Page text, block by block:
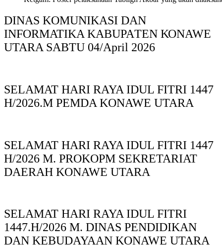
DINAS KOMUNIKASI DAN
INFORMATIKA KABUPAΤΕΝ ΚΟNAWE
UTARA SABTU 04/April 2026
SELAMAT HARI RAYA IDUL FITRI 1447
H/2026.M PEMDA KONAWE UTARA
SELAMAT HARI RAYA IDUL FITRI 1447
H/2026 M. PROKOPM SEKRETARIAT
DAERAH KONAWE UTARA
SELAMAT HARI RAYA IDUL FITRI
1447.H/2026 M. DINAS PENDIDIKAN
DAN KEBUDAYAAN KONAWE UTARA